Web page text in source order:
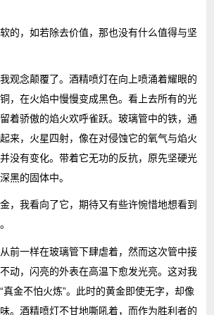
的，如若除去价值，那也没有什么值得与坚
观念颠覆了。酒精喷灯在向上喷涌着耀眼的
，在火焰中慢慢变成黑色。看上去所有的光
着骄傲的焰火欢呼雀跃。玻璃管中的铁，通
来，火星四射，像在对侵蚀它的氧气与焰火
没有变化。带着它无功的反抗，原先坚硬光
黑的固体中。
，我看向了它，期待又有些许惋惜地想看到
前一样在玻璃管下肆虐着，然而这次管中接
动，闪亮的外表在高温下愈发光亮。这对我
真金不怕火炼”。此时的黄金即使无字，却像
。酒精喷灯不甘地嘶吼着，而作为胜利者的